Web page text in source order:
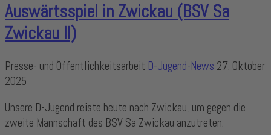
Auswärtsspiel in Zwickau (BSV Sa
Zwickau II)
Presse- und Öffentlichkeitsarbeit D-Jugend-News 27. Oktober
2025
Unsere D-Jugend reiste heute nach Zwickau, um gegen die
zweite Mannschaft des BSV Sa Zwickau anzutreten.